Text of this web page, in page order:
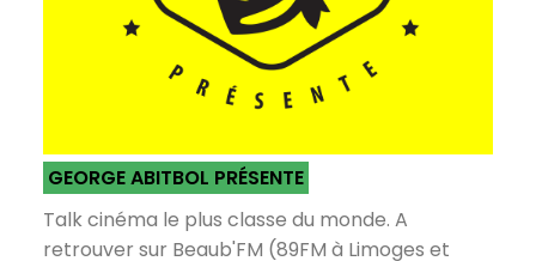
GEORGE ABITBOL PRÉSENTE
Talk cinéma le plus classe du monde. A
retrouver sur Beaub'FM (89FM à Limoges et